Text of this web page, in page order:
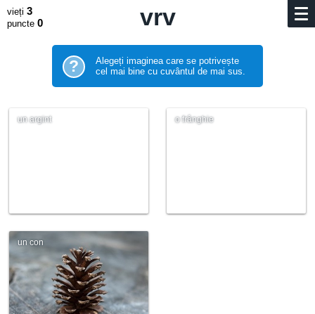
vieți 3
puncte 0 vrv
?
Alegeți imaginea care se potrivește
cel mai bine cu cuvântul de mai sus.
un argint o frânghie
un con